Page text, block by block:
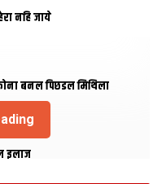
नहि जाये
बनल पिछडल मिथिला
इलाज